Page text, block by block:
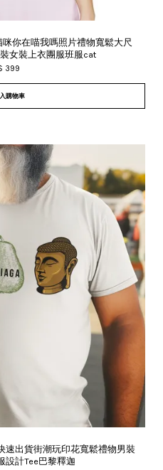
咪你在喵我嗎照片禮物寬鬆大尺
女裝上衣團服班服cat
399
購物車
速出貨街潮玩印花寬鬆禮物男裝
設計Tee巴黎釋迦